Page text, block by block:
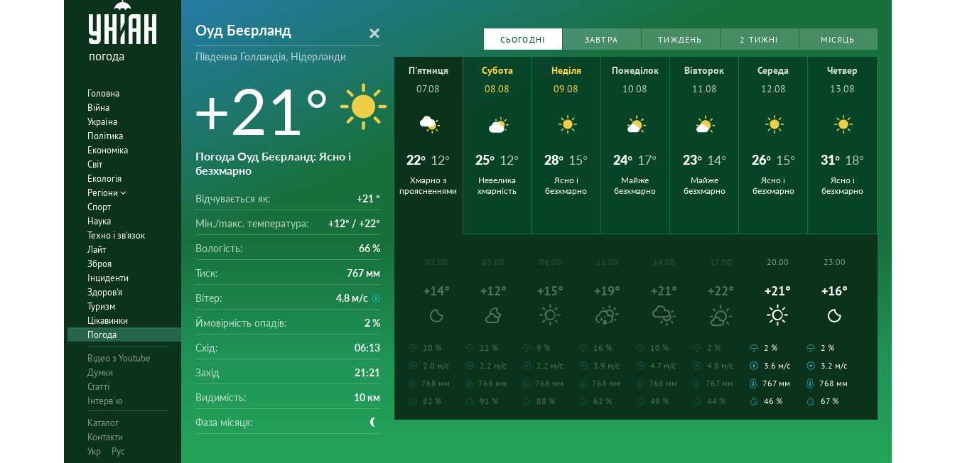
погода
Головна
Війна
Україна
Політика
Економіка
Світ
Екологія
Регіони
Спорт
Наука
Техно і зв'язок
Лайт
Зброя
Інциденти
Здоров'я
Туризм
Цікавинки
Погода
Відео з Youtube
Думки
Статті
Інтерв`ю
Каталог
Контакти
Укр
Рус
Оуд Беєрланд
Південна Голландія, Нідерланди
+21°
Погода Оуд Беєрланд: Ясно і
безхмарно
Відчувається як: +21 °
Мін./mакс. температура: +12° / +22°
Вологість: 66 %
Тиск: 767 мм
Вітер: 4.8 м/с
Ймовірність опадів: 2 %
Схід: 06:13
Захід 21:21
Видимість: 10 км
Фаза місяця:
СЬОГОДНІ ЗАВТРА ТИЖДЕНЬ 2 ТИЖНІ МІСЯЦЬ
П'ятниця
07.08
22° 12°
Хмарно з
проясненнями
Субота
08.08
25° 12°
Невелика
хмарність
Неділя
09.08
28° 15°
Ясно і
безхмарно
Понеділок
10.08
24° 17°
Майже
безхмарно
Вівторок
11.08
23° 14°
Майже
безхмарно
Середа
12.08
26° 15°
Ясно і
безхмарно
Четвер
13.08
31° 18°
Ясно і
безхмарно
02:00
+14°
10 %
2.0 м/с
768 мм
82 %
05:00
+12°
11 %
2.2 м/с
768 мм
91 %
08:00
+15°
9 %
2.2 м/с
768 мм
88 %
11:00
+19°
16 %
3.9 м/с
768 мм
62 %
14:00
+21°
10 %
4.7 м/с
768 мм
49 %
17:00
+22°
2 %
4.8 м/с
767 мм
44 %
20:00
+21°
2 %
3.6 м/с
767 мм
46 %
23:00
+16°
2 %
3.2 м/с
768 мм
67 %